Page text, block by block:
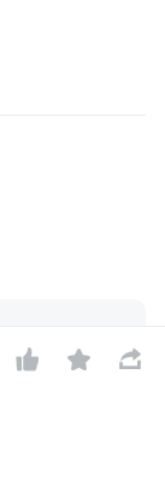
关注
  